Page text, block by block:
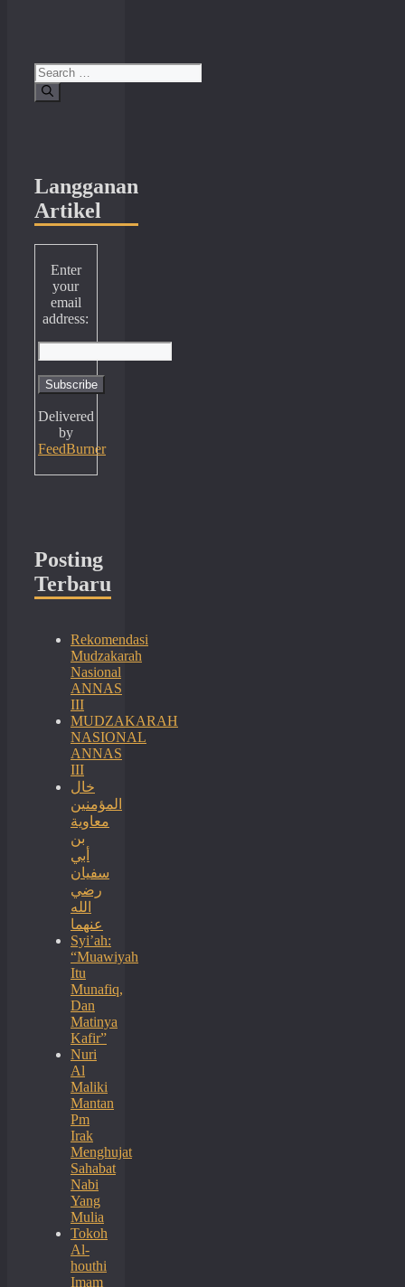
Search
for:
Langganan
Artikel
Enter
your
email
address:
Delivered
by
FeedBurner
Posting
Terbaru
Rekomendasi
Mudzakarah
Nasional
ANNAS
III
MUDZAKARAH
NASIONAL
ANNAS
III
خال
المؤمنين
معاوية
بن
أبي
سفيان
رضي
الله
عنهما
Syi’ah:
“Muawiyah
Itu
Munafiq,
Dan
Matinya
Kafir”
Nuri
Al
Maliki
Mantan
Pm
Irak
Menghujat
Sahabat
Nabi
Yang
Mulia
Tokoh
Al-
houthi
Imam